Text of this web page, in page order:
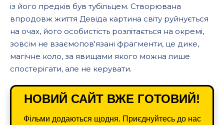
із його предків був тубільцем. Створювана
впродовж життя Девіда картина світу руйнується
на очах, його особистість розлітається на окремі,
зовсім не взаємопов'язані фрагменти, це дике,
магічне коло, за явищами якого можна лише
спостерігати, але не керувати.
НОВИЙ САЙТ ВЖЕ ГОТОВИЙ!
Фільми додаються щодня. Приєднуйтесь до нас